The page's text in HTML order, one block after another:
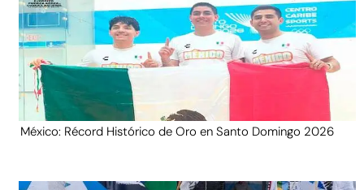
México: Récord Histórico de Oro en Santo Domingo 2026